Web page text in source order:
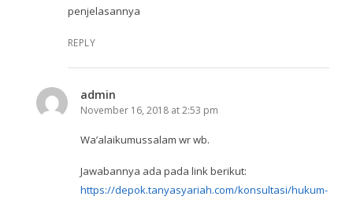
penjelasannya
REPLY
admin
November 16, 2018 at 2:53 pm
Wa’alaikumussalam wr wb.
Jawabannya ada pada link berikut:
https://depok.tanyasyariah.com/konsultasi/hukum-